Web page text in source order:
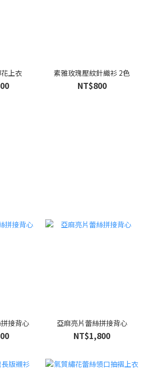
上衣 素雅玫瑰壓紋針織衫 2色
NT$800
接背心 亞麻亮片蕾絲拼接背心
NT$1,800